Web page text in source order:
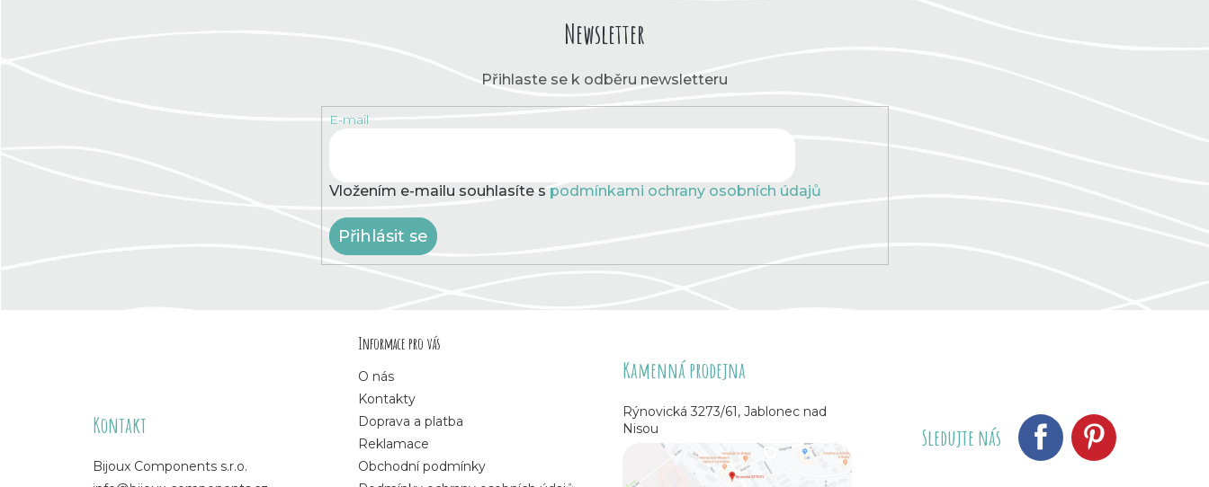
Newsletter
Přihlaste se k odběru newsletteru
E-mail
Vložením e-mailu souhlasíte s podmínkami ochrany osobních údajů
Přihlásit se
Kontakt
Bijoux Components s.r.o.
Informace pro vás
O nás
Kontakty
Doprava a platba
Reklamace
Obchodní podmínky
Kamenná prodejna
Rýnovická 3273/61, Jablonec nad
Nisou
Sledujte nás